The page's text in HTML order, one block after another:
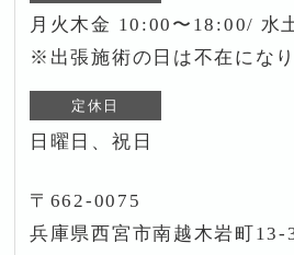
月火木金 10:00〜18:00/ 水
※出張施術の日は不在になり
定休日
日曜日、祝日
〒662-0075
兵庫県西宮市南越木岩町